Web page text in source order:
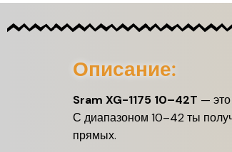
Описание:
Sram XG-1175 10–42T — это
С диапазоном 10–42 ты
прямых.